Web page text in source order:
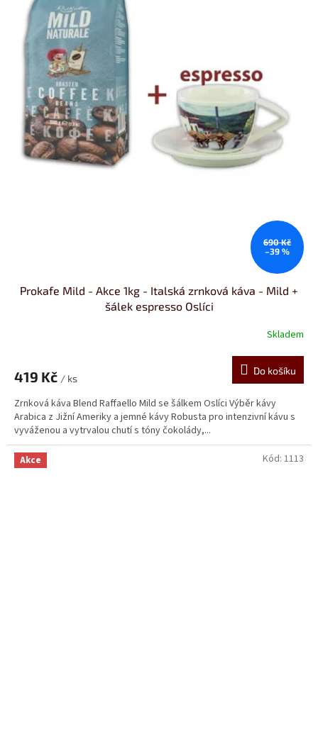
690 Kč
–39 %
Prokafe Mild - Akce 1kg - Italská zrnková káva - Mild +
šálek espresso Oslíci
je
z
5
hvězdiček.
Skladem
419 Kč / ks
Do košíku
Zrnková káva Blend Raffaello Mild se šálkem Oslíci Výběr kávy
Arabica z Jižní Ameriky a jemné kávy Robusta pro intenzivní kávu s
vyváženou a vytrvalou chutí s tóny čokolády,...
Akce Kód: 1113